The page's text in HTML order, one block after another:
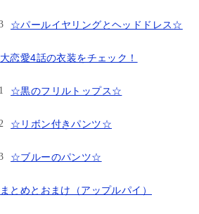
☆パールイヤリングとヘッドドレス☆
大恋愛4話の衣装をチェック！
☆黒のフリルトップス☆
☆リボン付きパンツ☆
☆ブルーのパンツ☆
まとめとおまけ（アップルパイ）